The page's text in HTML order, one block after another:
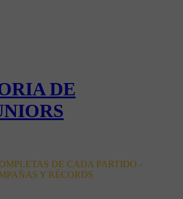
DE
DE CADA PARTIDO -
Y RÉCORDS